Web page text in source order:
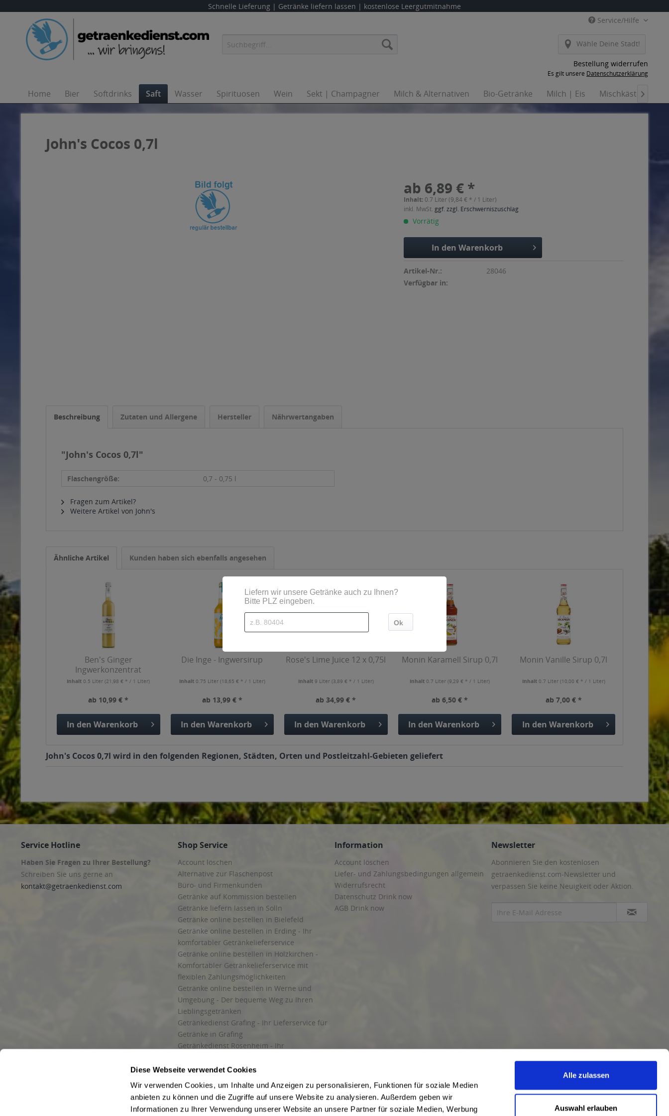
Diese Webseite verwendet Cookies
Wir verwenden Cookies, um Inhalte und Anzeigen zu personalisieren, Funktionen für soziale Medien
anbieten zu können und die Zugriffe auf unsere Website zu analysieren. Außerdem geben wir
Informationen zu Ihrer Verwendung unserer Website an unsere Partner für soziale Medien, Werbung
Alle zulassen
Auswahl erlauben
Schnelle Lieferung | Getränke liefern lassen | kostenlose Leergutmitnahme
Service/Hilfe
Wähle Deine Stadt!
Bestellung widerrufen
Es gilt unsere Datenschutzerklärung
Home Bier Softdrinks Saft Wasser Spirituosen Wein Sekt | Champagner Milch & Alternativen Bio-Getränke Milch | Eis Mischkästen

John's Cocos 0,7l
ab 6,89 € *
Inhalt: 0.7 Liter (9,84 € * / 1 Liter)
inkl. MwSt. ggf. zzgl. Erschwerniszuschlag
Vorrätig
In den Warenkorb
Artikel-Nr.:
28046
Verfügbar in:
Beschreibung Zutaten und Allergene Hersteller Nährwertangaben
"John's Cocos 0,7l"
Flaschengröße: 0,7 - 0,75 l
Fragen zum Artikel?
Weitere Artikel von John's
Ähnliche Artikel Kunden haben sich ebenfalls angesehen
Ben's Ginger
Ingwerkonzentrat
Inhalt0.5 Liter(21,98 € * / 1 Liter)
ab 10,99 € *
In den Warenkorb
Die Inge - Ingwersirup
Inhalt 0.75 Liter (18,65 € * / 1 Liter)
ab 13,99 € *
In den Warenkorb
Rose's Lime Juice 12 x 0,75l
Inhalt 9 Liter (3,89 € * / 1 Liter)
ab 34,99 € *
In den Warenkorb
Monin Karamell Sirup 0,7l
Inhalt0.7 Liter(9,29 € * / 1 Liter)
ab 6,50 € *
In den Warenkorb
Monin Vanille Sirup 0,7l
Inhalt 0.7 Liter (10,00 € * / 1 Liter)
ab 7,00 € *
In den Warenkorb
John's Cocos 0,7l wird in den folgenden Regionen, Städten, Orten und Postleitzahl-Gebieten geliefert
Service Hotline
Haben Sie Fragen zu Ihrer Bestellung?
Schreiben Sie uns gerne an
kontakt@getraenkedienst.com
Shop Service
Account löschen
Alternative zur Flaschenpost
Büro- und Firmenkunden
Getränke auf Kommission bestellen
Getränke liefern lassen in Solln
Getränke online bestellen in Bielefeld
Getränke online bestellen in Erding - Ihr
komfortabler Getränkelieferservice
Getränke online bestellen in Holzkirchen -
Komfortabler Getränkelieferservice mit
flexiblen Zahlungsmöglichkeiten
Getränke online bestellen in Werne und
Umgebung - Der bequeme Weg zu Ihren
Lieblingsgetränken
Getränkedienst Grafing - Ihr Lieferservice für
Getränke in Grafing
Getränkedienst Rosenheim - Ihr
und Umgebung
Liefergebiet
Lieferservice für Getränke
Information
Account löschen
Liefer- und Zahlungsbedingungen allgemein
Widerrufsrecht
Datenschutz Drink now
AGB Drink now
Newsletter
Abonnieren Sie den kostenlosen
getraenkedienst.com-Newsletter und
verpassen Sie keine Neuigkeit oder Aktion.